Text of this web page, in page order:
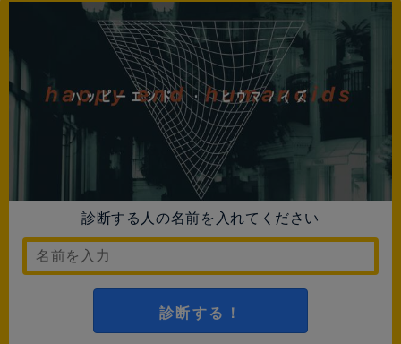
診断する人の名前を入れてください
診断する！